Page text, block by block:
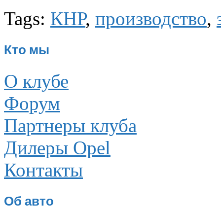
Tags: КНР, производство,
Кто мы
О клубе
Форум
Партнеры клуба
Дилеры Opel
Контакты
Об авто